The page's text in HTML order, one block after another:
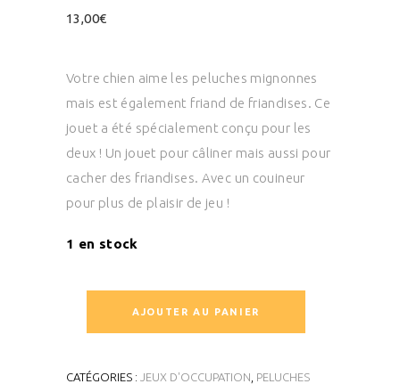
13,00€
Votre chien aime les peluches mignonnes
mais est également friand de friandises. Ce
jouet a été spécialement conçu pour les
deux ! Un jouet pour câliner mais aussi pour
cacher des friandises. Avec un couineur
pour plus de plaisir de jeu !
1 en stock
AJOUTER AU PANIER
CATÉGORIES : JEUX D'OCCUPATION PELUCHES